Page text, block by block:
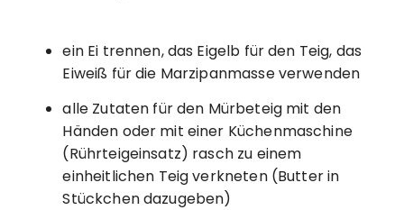
ein Ei trennen, das Eigelb für den Teig, das
Eiweiß für die Marzipanmasse verwenden
alle Zutaten für den Mürbeteig mit den
Händen oder mit einer Küchenmaschine
(Rührteigeinsatz) rasch zu einem
einheitlichen Teig verkneten (Butter in
Stückchen dazugeben)